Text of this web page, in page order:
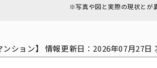
※写真や図と実際の現状とが
ンション】 情報更新日：2026年07月27